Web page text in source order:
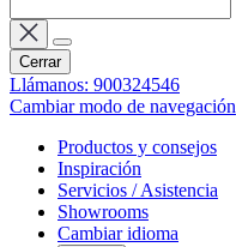
Cerrar
Llámanos: 900324546
Cambiar modo de navegación
Productos y consejos
Inspiración
Servicios / Asistencia
Showrooms
Cambiar idioma